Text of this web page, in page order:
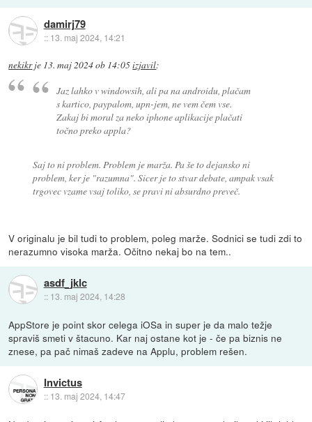
damirj79
:: 13. maj 2024, 14:21
nekikrje 13. maj 2024 ob 14:05izjavil:
Jaz lahko v windowsih, ali pa na androidu, plačam
s kartico, paypalom, upn-jem, ne vem čem vse.
Zakaj bi moral za neko iphone aplikacije plačati
točno preko appla?
Saj to ni problem. Problem je marža. Pa še to dejansko ni
problem, ker je "razumna". Sicer je to stvar debate, ampak vsak
trgovec vzame vsaj toliko, se pravi ni absurdno preveč.
V originalu je bil tudi to problem, poleg marže. Sodnici se tudi zdi to
nerazumno visoka marža. Očitno nekaj bo na tem..
asdf_jklc
:: 13. maj 2024, 14:28
AppStore je point skor celega iOSa in super je da malo težje
spraviš smeti v štacuno. Kar naj ostane kot je - če pa biznis ne
znese, pa pač nimaš zadeve na Applu, problem rešen.
Invictus
:: 13. maj 2024, 14:47